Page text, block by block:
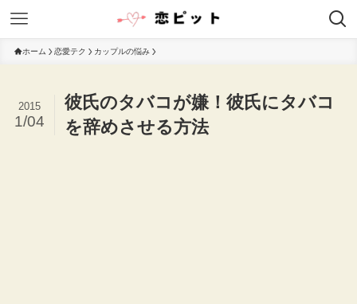
ホーム 恋愛テク カップルの悩み
彼氏のタバコが嫌！彼氏にタバコ
を辞めさせる方法
2015
1/04